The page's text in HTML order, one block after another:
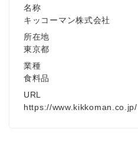
名称
キッコーマン株式会社
所在地
東京都
業種
食料品
URL
https://www.kikkoman.co.jp/